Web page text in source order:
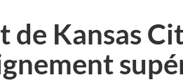
de Kansas